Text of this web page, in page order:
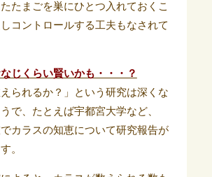
たまごを巣にひとつ入れておくこ
コントロールする工夫もなされて
じくらい賢いかも・・・？
えられるか？」という研究は深くな
で、たとえば宇都宮大学など、
カラスの知恵について研究報告が
。